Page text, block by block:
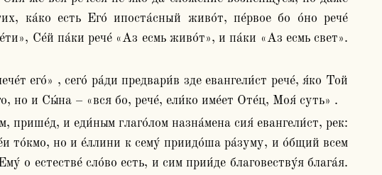
ка́ко есть Его́ ипоста́сный живо́т, пе́рвое бо о́но рече́
Се́й па́ки рече́ «Аз есмь живо́т», и па́ки «Аз есмь свет».
но и Сы́на – «вся бо, рече́, ели́ко име́ет Оте́ц, Моя́ суть» .
то́кмо, но и е́ллини к сему́ приидо́ша ра́зуму, и о́бщий всем
о естестве́ сло́во есть, и сим прии́де благовеству́я блага́я.